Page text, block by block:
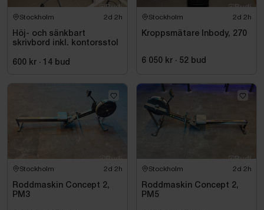
Stockholm 2d 2h
Höj- och sänkbart
skrivbord inkl. kontorsstol
600 kr · 14 bud
Stockholm 2d 2h
Kroppsmätare Inbody, 270
6 050 kr · 52 bud
Stockholm 2d 2h
Roddmaskin Concept 2,
PM3
Stockholm 2d 2h
Roddmaskin Concept 2,
PM5